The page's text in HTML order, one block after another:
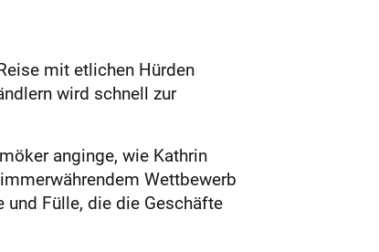
mit etlichen Hürden
wird schnell zur
anginge, wie Kathrin
Wettbewerb
Fülle, die die Geschäfte